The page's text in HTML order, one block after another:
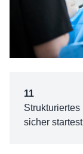
11
sicher